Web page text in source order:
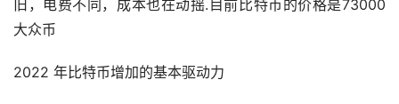
旧，电费不同，成本也在动摇.目前比特币的价格是73000
大众币
2022 年比特币增加的基本驱动力